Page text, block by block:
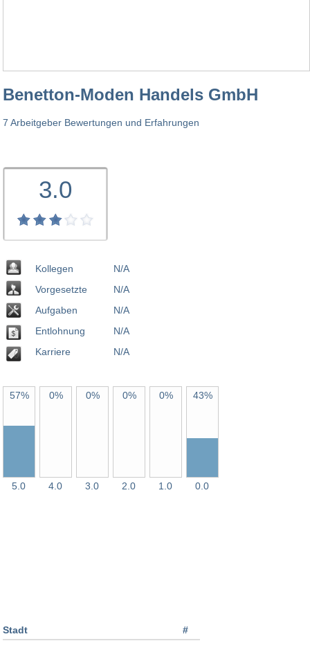
Benetton-Moden Handels GmbH
7 Arbeitgeber Bewertungen und Erfahrungen
3.0
Kollegen
Vorgesetzte
Aufgaben
Entlohnung
Karriere
N/A
N/A
N/A
N/A
N/A
57%
5.0
0%
4.0
0%
3.0
0%
2.0
0%
1.0
43%
0.0
Stadt #